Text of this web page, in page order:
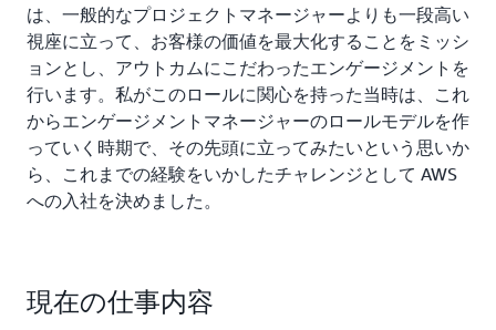
は、一般的なプロジェクトマネージャーよりも一段高い
視座に立って、お客様の価値を最大化することをミッシ
ョンとし、アウトカムにこだわったエンゲージメントを
行います。私がこのロールに関心を持った当時は、これ
からエンゲージメントマネージャーのロールモデルを作
っていく時期で、その先頭に立ってみたいという思いか
ら、これまでの経験をいかしたチャレンジとして AWS
への入社を決めました。
現在の仕事内容